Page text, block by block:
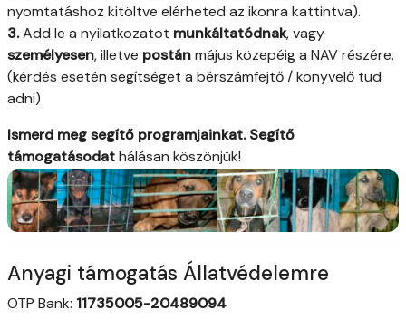
nyomtatáshoz kitöltve elérheted az ikonra kattintva).
3.Add le a nyilatkozatot munkáltatódnak, vagy
személyesen, illetve postánmájus közepéig a NAV részére.
(kérdés esetén segítséget a bérszámfejtő / könyvelő tud
adni)
Ismerd meg segítő programjainkat. Segítő
támogatásodathálásan köszönjük!
Anyagi támogatás Állatvédelemre
OTP Bank: 11735005-20489094